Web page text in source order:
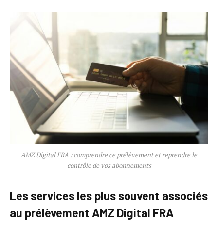
AMZ Digital FRA : comprendre ce prélèvement et reprendre le
contrôle de vos abonnements
Les services les plus souvent associés
au prélèvement AMZ Digital FRA